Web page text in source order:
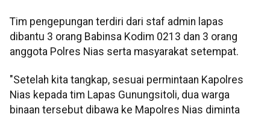
Tim pengepungan terdiri dari staf admin lapas
dibantu 3 orang Babinsa Kodim 0213 dan 3 orang
anggota Polres Nias serta masyarakat setempat.
"Setelah kita tangkap, sesuai permintaan Kapolres
Nias kepada tim Lapas Gunungsitoli, dua warga
binaan tersebut dibawa ke Mapolres Nias diminta